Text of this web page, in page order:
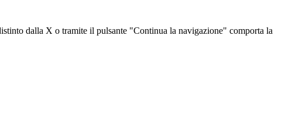
dalla X o tramite il pulsante "Continua la navigazione" comporta la